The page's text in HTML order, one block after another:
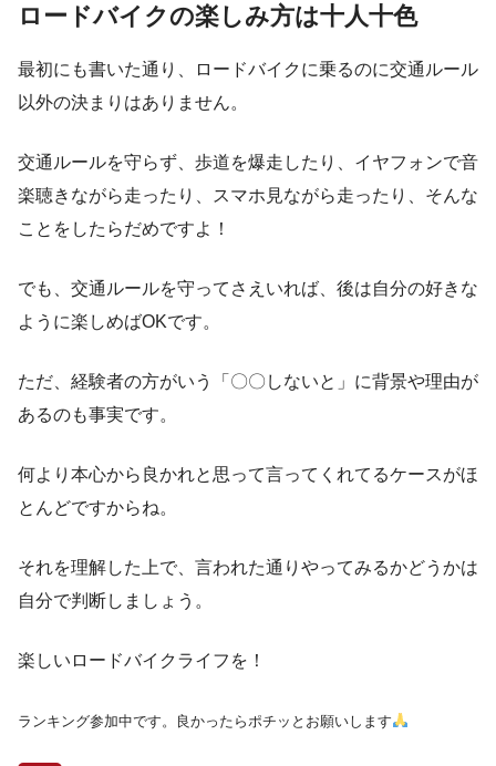
ロードバイクの楽しみ方は十人十色
最初にも書いた通り、ロードバイクに乗るのに交通ルール
以外の決まりはありません。
交通ルールを守らず、歩道を爆走したり、イヤフォンで音
楽聴きながら走ったり、スマホ見ながら走ったり、そんな
ことをしたらだめですよ！
でも、交通ルールを守ってさえいれば、後は自分の好きな
ように楽しめばOKです。
ただ、経験者の方がいう「〇〇しないと」に背景や理由が
あるのも事実です。
何より本心から良かれと思って言ってくれてるケースがほ
とんどですからね。
それを理解した上で、言われた通りやってみるかどうかは
自分で判断しましょう。
楽しいロードバイクライフを！
ランキング参加中です。良かったらポチッとお願いします